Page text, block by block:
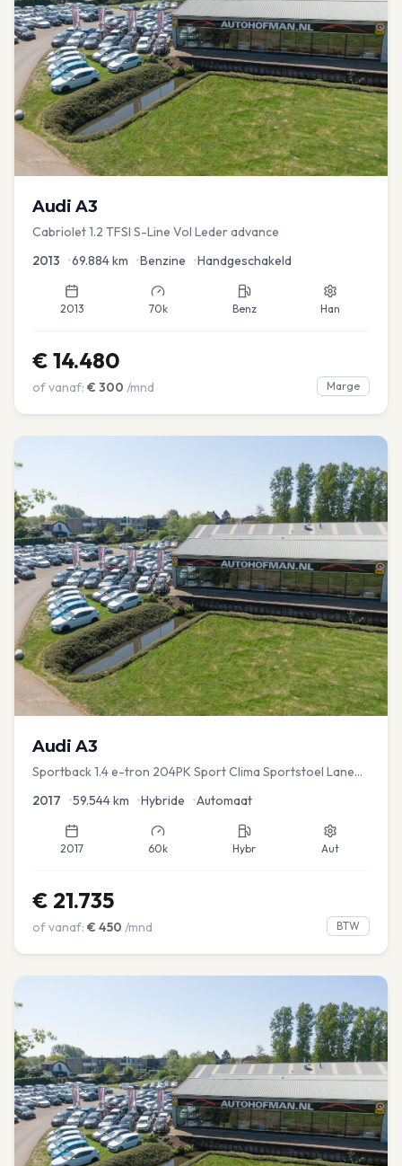
Audi A3
Cabriolet 1.2 TFSI S-Line Vol Leder advance
2013 •69.884km •Benzine •Handgeschakeld
2013 70k Benz Han
€ 14.480
of vanaf: € 300 /mnd Marge
Audi A3
Sportback 1.4 e-tron 204PK Sport Clima Sportstoel Lane
2017 •59.544km •Hybride •Automaat
2017 60k Hybr Aut
€ 21.735
of vanaf: € 450 /mnd BTW